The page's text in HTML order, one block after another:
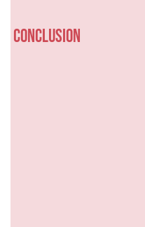
Conclusion